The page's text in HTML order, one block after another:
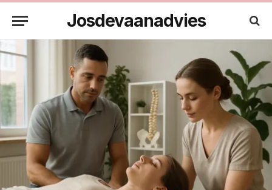
Josdevaanadvies